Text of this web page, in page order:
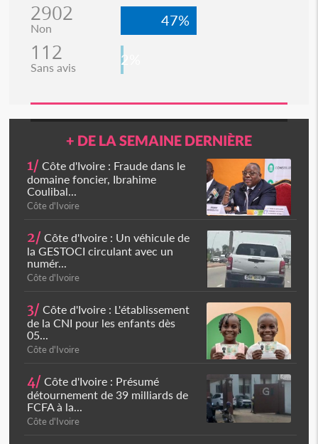
2902
Non 47%
112
Sans avis 2%
+ DE LA SEMAINE DERNIÈRE
1/ Côte d'Ivoire : Fraude dans le
domaine foncier, Ibrahime
Coulibal...
Côte d'Ivoire
2/ Côte d'Ivoire : Un véhicule de
la GESTOCI circulant avec un
numér...
Côte d'Ivoire
3/ Côte d'Ivoire : L'établissement
de la CNI pour les enfants dès
05...
Côte d'Ivoire
4/ Côte d'Ivoire : Présumé
détournement de 39 milliards de
FCFA à la...
Côte d'Ivoire